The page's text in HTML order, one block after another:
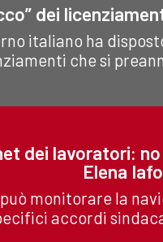
dei
italiano ha
che si
dei lavoratori:
Elena
monitorare la
accordi